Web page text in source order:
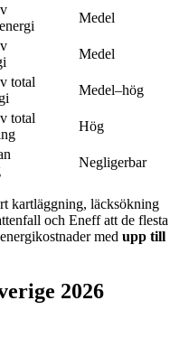
Medel
Medel
total
Medel–hög
total
Hög
Negligerbar
kartläggning, läcksökning
och Eneff att de flesta
med upp till
2026